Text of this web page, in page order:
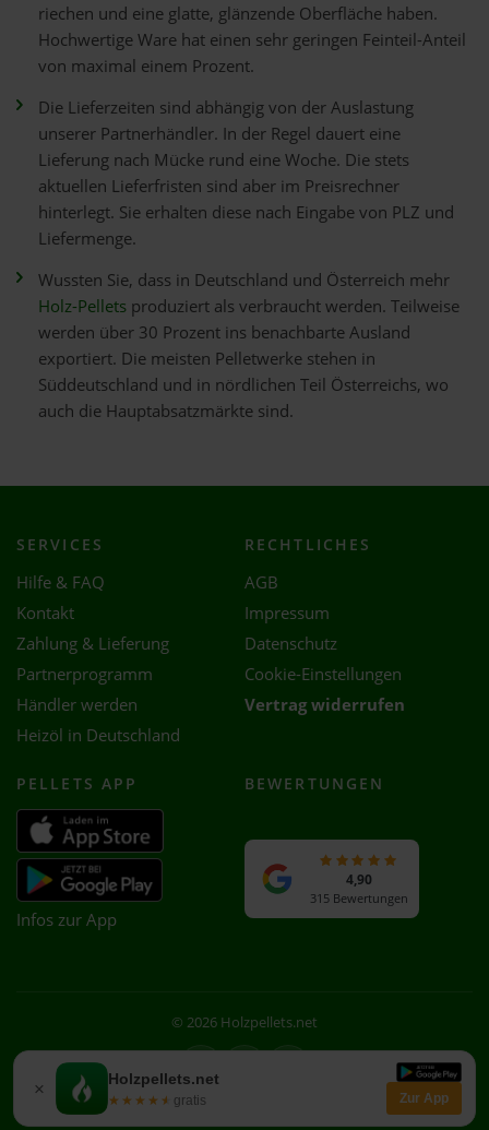
riechen und eine glatte, glänzende Oberfläche haben.
Hochwertige Ware hat einen sehr geringen Feinteil-Anteil
von maximal einem Prozent.
Die Lieferzeiten sind abhängig von der Auslastung
unserer Partnerhändler. In der Regel dauert eine
Lieferung nach Mücke rund eine Woche. Die stets
aktuellen Lieferfristen sind aber im Preisrechner
hinterlegt. Sie erhalten diese nach Eingabe von PLZ und
Liefermenge.
Wussten Sie, dass in Deutschland und Österreich mehr
Holz-Pellets produziert als verbraucht werden. Teilweise
werden über 30 Prozent ins benachbarte Ausland
exportiert. Die meisten Pelletwerke stehen in
Süddeutschland und in nördlichen Teil Österreichs, wo
auch die Hauptabsatzmärkte sind.
× Holzpellets.net
★★★★★
★★★★★ gratis Zur App
SERVICES
Hilfe & FAQ
Kontakt
Zahlung & Lieferung
Partnerprogramm
Händler werden
Heizöl in Deutschland
RECHTLICHES
AGB
Impressum
Datenschutz
Cookie-Einstellungen
Vertrag widerrufen
PELLETS APP
Infos zur App
BEWERTUNGEN
4,90
315 Bewertungen
© 2026 Holzpellets.net
Facebook